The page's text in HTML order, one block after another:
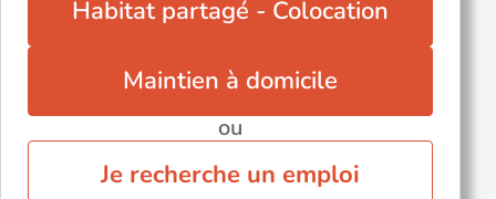
Habitat partagé - Colocation
Maintien à domicile
ou
Je recherche un emploi